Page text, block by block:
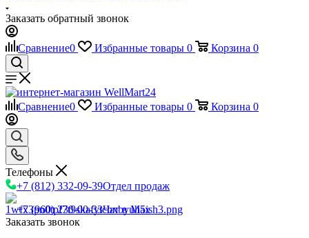
Заказать обратный звонок
Сравнение0 Избранные товары 0 Корзина 0
Сравнение0 Избранные товары 0 Корзина 0
Телефоны
+7 (812) 332-09-39Отдел продаж
+7 (960) 230-00-33Чат в Max
Заказать звонок